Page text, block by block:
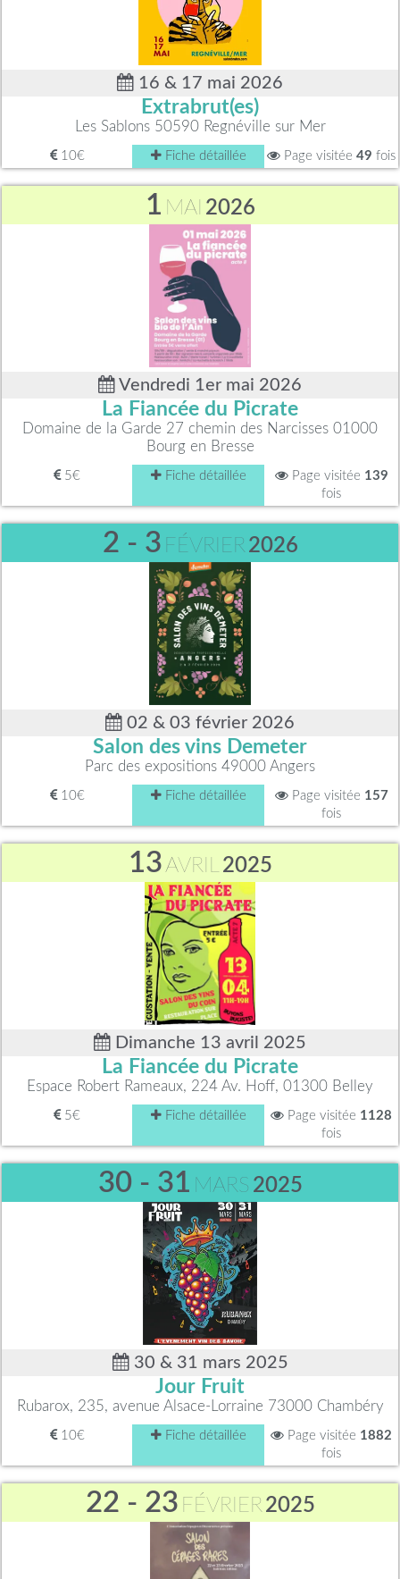
16 & 17 mai 2026
Extrabrut(es)
Les Sablons 50590 Regnéville sur Mer
10€ Fiche détaillée Page visitée 49 fois
1 MAI 2026
Vendredi 1er mai 2026
La Fiancée du Picrate
Domaine de la Garde 27 chemin des Narcisses 01000
Bourg en Bresse
5€ Fiche détaillée Page visitée 139
fois
2 - 3 FÉVRIER2026
02 & 03 février 2026
Salon des vins Demeter
Parc des expositions 49000 Angers
10€ Fiche détaillée Page visitée 157
fois
13AVRIL2025
Dimanche 13 avril 2025
La Fiancée du Picrate
Espace Robert Rameaux, 224 Av. Hoff, 01300 Belley
5€ Fiche détaillée Page visitée 1128
fois
30 - 31 MARS 2025
30 & 31 mars 2025
Jour Fruit
Rubarox, 235, avenue Alsace-Lorraine 73000 Chambéry
10€ Fiche détaillée Page visitée 1882
fois
22 - 23 FÉVRIER2025